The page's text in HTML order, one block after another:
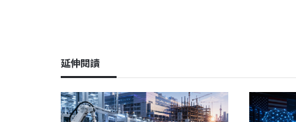
延伸閱讀